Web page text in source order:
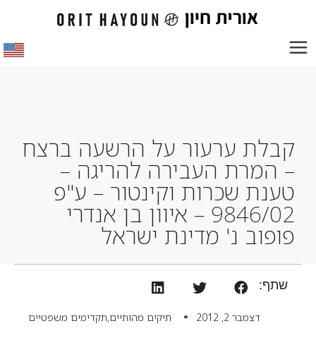
קבלת ערעור על הרשעה ברצח
– המרת העבירה להריגה –
טענת שכרות וקינטור – ע"פ
9846/02 – איוון בן אנדרי
פופוב נ' מדינת ישראל
שתף:
דצמבר 2, 2012 תיקים מהותיים,תקדימים משפטיים